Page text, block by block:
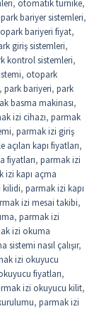
, otomatik turnike,
bariyer sistemleri,
bariyeri fiyat,
giriş sistemleri,
kontrol sistemleri,
, otopark
, park bariyeri, park
basma makinası,
izi cihazı, parmak
, parmak izi giriş
açılan kapı fiyatları,
fiyatları, parmak izi
izi kapı açma
kilidi, parmak izi kapı
izi mesai takibi,
, parmak izi
izi okuma
nasıl çalışır,
izi okuyucu
fiyatları,
izi okuyucu kilit,
, parmak izi